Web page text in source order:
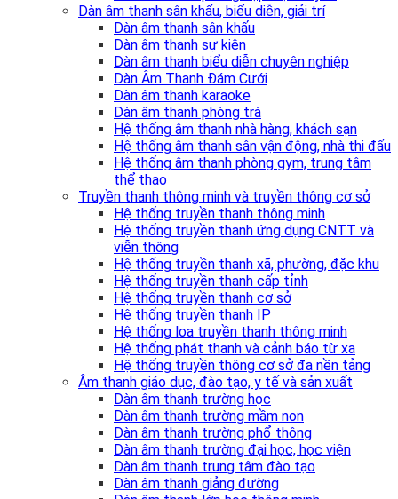
Dàn âm thanh sân khấu, biểu diễn, giải trí
Dàn âm thanh sân khấu
Dàn âm thanh sự kiện
Dàn âm thanh biểu diễn chuyên nghiệp
Dàn Âm Thanh Đám Cưới
Dàn âm thanh karaoke
Dàn âm thanh phòng trà
Hệ thống âm thanh nhà hàng, khách sạn
Hệ thống âm thanh sân vận động, nhà thi đấu
Hệ thống âm thanh phòng gym, trung tâm
thể thao
Truyền thanh thông minh và truyền thông cơ sở
Hệ thống truyền thanh thông minh
Hệ thống truyền thanh ứng dụng CNTT và
viễn thông
Hệ thống truyền thanh xã, phường, đặc khu
Hệ thống truyền thanh cấp tỉnh
Hệ thống truyền thanh cơ sở
Hệ thống truyền thanh IP
Hệ thống loa truyền thanh thông minh
Hệ thống phát thanh và cảnh báo từ xa
Hệ thống truyền thông cơ sở đa nền tảng
Âm thanh giáo dục, đào tạo, y tế và sản xuất
Dàn âm thanh trường học
Dàn âm thanh trường mầm non
Dàn âm thanh trường phổ thông
Dàn âm thanh trường đại học, học viện
Dàn âm thanh trung tâm đào tạo
Dàn âm thanh giảng đường